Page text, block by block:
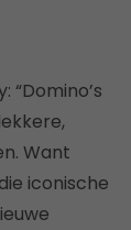
Want
iconische